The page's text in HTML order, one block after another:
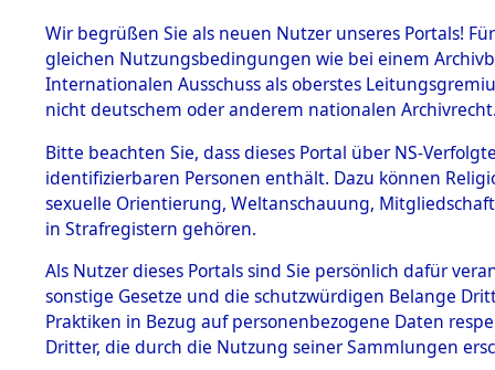
BESTÄNDE
1.
Inhaftierungsdoku
mente
1.2.9 Beim ITS
verwahrte
1.2.9.1
Effekten aus
dem KZ
Dachau
3Akten
MAX
Land
Frankreich
Weitere Angaben
Wir begrüßen Sie als neuen Nutzer unseres Portals!
gleichen Nutzungsbedingungen wie bei einem
Internationalen Ausschuss als oberstes
nicht deutschem oder anderem nationalen
Bitte beachten Sie, dass dieses Portal über NS-
identifizierbaren Personen enthält. Dazu können
sexuelle Orientierung, Weltanschauung,
in Strafregistern gehören.
Als Nutzer dieses Portals sind Sie persönlich dafür
sonstige Gesetze und die schutzwürdigen Belange
Praktiken in Bezug auf personenbezogene Daten
Dritter, die durch die Nutzung seiner Sammlungen